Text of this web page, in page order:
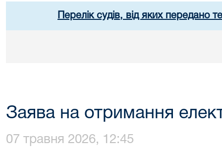
Перелік судів, від яких передано
Заява на отримання
07 травня 2026, 12:45